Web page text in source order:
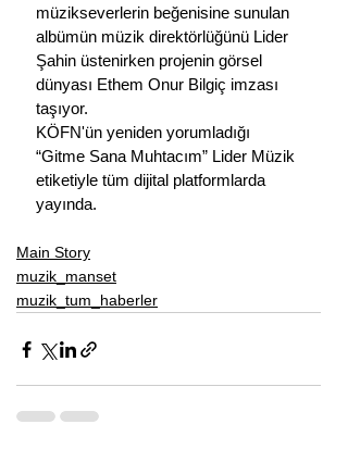
müzikseverlerin beğenisine sunulan
albümün müzik direktörlüğünü Lider
Şahin üstenirken projenin görsel
dünyası Ethem Onur Bilgiç imzası
taşıyor.
KÖFN'ün yeniden yorumladığı
“Gitme Sana Muhtacım” Lider Müzik
etiketiyle tüm dijital platformlarda
yayında.
Main Story
muzik_manset
muzik_tum_haberler